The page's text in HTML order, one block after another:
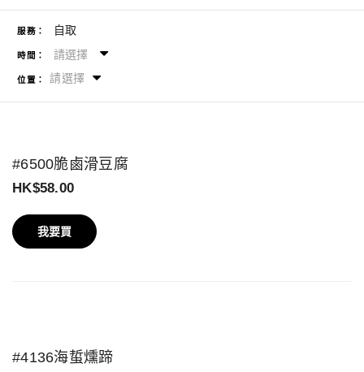
服務： 自取
時間： 請選擇
位置： 請選擇
#6500脆鹵滑豆腐
HK$58.00
我要買
#4136海蜇燻蹄